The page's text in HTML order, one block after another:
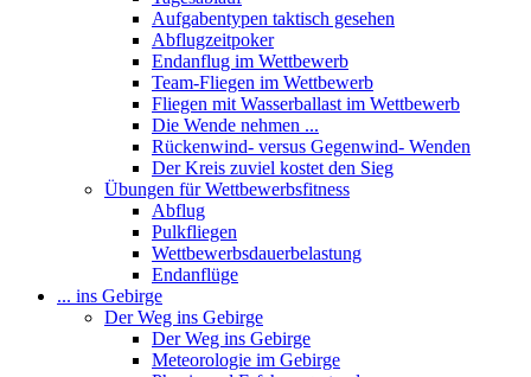
Aufgabentypen taktisch gesehen
Abflugzeitpoker
Endanflug im Wettbewerb
Team-Fliegen im Wettbewerb
Fliegen mit Wasserballast im Wettbewerb
Die Wende nehmen ...
Rückenwind- versus Gegenwind- Wenden
Der Kreis zuviel kostet den Sieg
Übungen für Wettbewerbsfitness
Abflug
Pulkfliegen
Wettbewerbsdauerbelastung
Endanflüge
... ins Gebirge
Der Weg ins Gebirge
Der Weg ins Gebirge
Meteorologie im Gebirge